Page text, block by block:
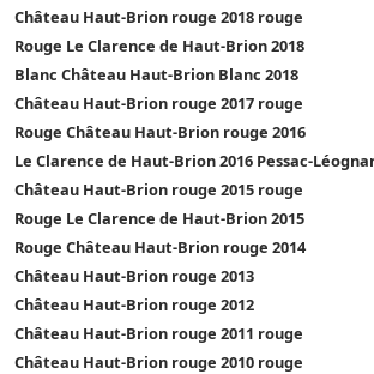
Château Haut-Brion rouge 2018 rouge
Rouge Le Clarence de Haut-Brion 2018
Blanc Château Haut-Brion Blanc 2018
Château Haut-Brion rouge 2017 rouge
Rouge Château Haut-Brion rouge 2016
Le Clarence de Haut-Brion 2016 Pessac-
Château Haut-Brion rouge 2015 rouge
Rouge Le Clarence de Haut-Brion 2015
Rouge Château Haut-Brion rouge 2014
Château Haut-Brion rouge 2013
Château Haut-Brion rouge 2012
Château Haut-Brion rouge 2011 rouge
Château Haut-Brion rouge 2010 rouge